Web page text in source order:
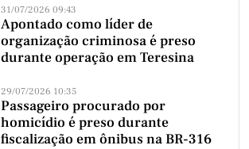
31/07/2026 09:43
Apontado como líder de
organização criminosa é preso
durante operação em Teresina
29/07/2026 10:35
Passageiro procurado por
homicídio é preso durante
fiscalização em ônibus na BR-316